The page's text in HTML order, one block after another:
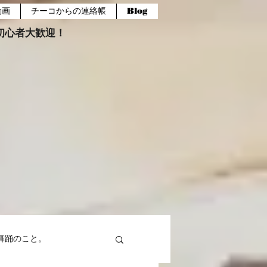
画 チーコからの連絡帳 Blog
者大歓迎！
踊のこと。